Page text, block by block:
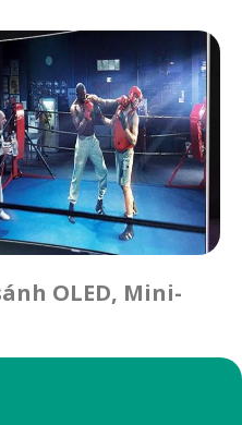
OLED, Mini-